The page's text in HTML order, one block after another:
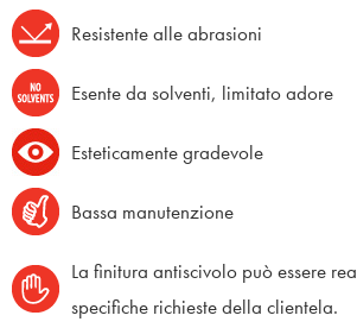
Resistente alle abrasioni
Esente da solventi, limitato adore
Esteticamente gradevole
Bassa manutenzione
La finitura antiscivolo può essere
specifiche richieste della clientela.